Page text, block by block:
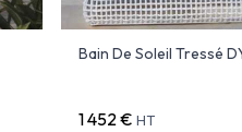
Bain De Soleil Tressé
1 452 € HT